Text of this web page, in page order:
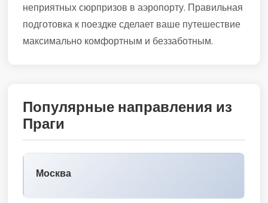
неприятных сюрпризов в аэропорту. Правильная
подготовка к поездке сделает ваше путешествие
максимально комфортным и беззаботным.
Популярные направления из
Праги
Москва